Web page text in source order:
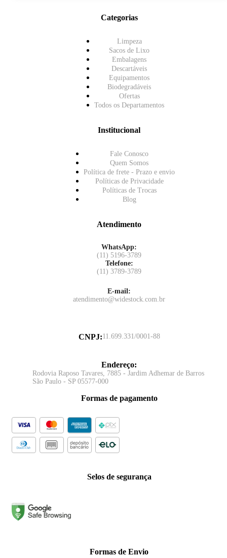
Categorias
Limpeza
Sacos de Lixo
Embalagens
Descartáveis
Equipamentos
Biodegradáveis
Ofertas
Todos os Departamentos
Institucional
Fale Conosco
Quem Somos
Política de frete - Prazo e envio
Políticas de Privacidade
Políticas de Trocas
Blog
Atendimento
WhatsApp:
(11) 5196-3789
Telefone:
(11) 3789-3789
E-mail:
atendimento@widestock.com.br
CNPJ:11.699.331/0001-88
Endereço:
Rodovia Raposo Tavares, 7885 - Jardim Adhemar de Barros
São Paulo - SP 05577-000
Formas de pagamento
Selos de segurança
Formas de Envio